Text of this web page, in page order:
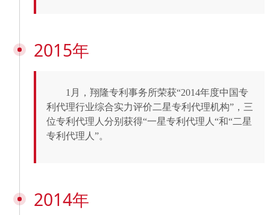
2015年
1月，翔隆专利事务所荣获“2014年度中国专
利代理行业综合实力评价二星专利代理机构”，三
位专利代理人分别获得“一星专利代理人“和“二星
专利代理人”。
2014年